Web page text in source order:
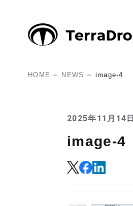
HOME NEWS image-4
2025年11月14日
image-4